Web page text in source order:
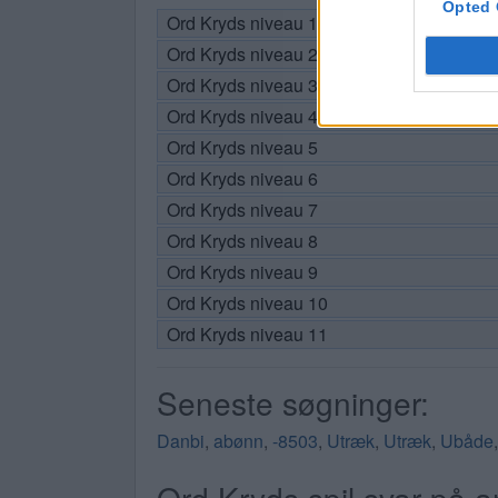
Opted
Ord Kryds niveau 1
Ord Kryds niveau 2
Ord Kryds niveau 3
Ord Kryds niveau 4
Ord Kryds niveau 5
Ord Kryds niveau 6
Ord Kryds niveau 7
Ord Kryds niveau 8
Ord Kryds niveau 9
Ord Kryds niveau 10
Ord Kryds niveau 11
Seneste søgninger:
Danbi, abønn, -8503, Utræk, Utræk, Ubåde,